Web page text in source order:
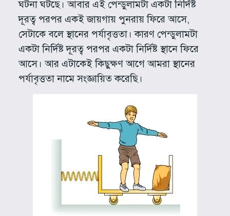
ঘটনা ঘটছে। আবার এই পেন্ডুলামটা একটা নির্দিষ্ট
দূরত্ব পরপর একই জায়গায় পুনরায় ফিরে আসে,
সেটাকে বলে স্থানের পর্যাবৃত্ততা। কারণ পেন্ডুলামটা
একটা নির্দিষ্ট দূরত্ব পরপর একটা নির্দিষ্ট স্থানে ফিরে
আসে। আর এটাকেই কিছুক্ষণ আগে আমরা স্থানের
পর্যাবৃত্ততা নামে সংজ্ঞায়িত করেছি।